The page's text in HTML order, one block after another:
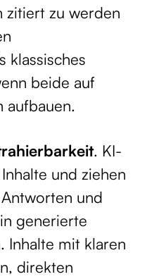
zitiert zu werden
klassisches
beide auf
aufbauen.
. KI-
und ziehen
und
generierte
Inhalte mit klaren
direkten